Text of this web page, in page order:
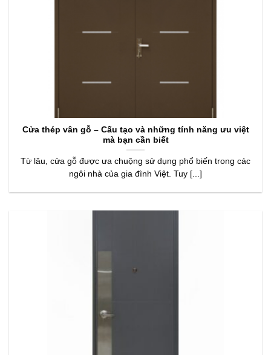
Cửa thép vân gỗ – Cấu tạo và những tính năng ưu việt
mà bạn cần biết
Từ lâu, cửa gỗ được ưa chuộng sử dụng phổ biến trong các
ngôi nhà của gia đình Việt. Tuy [...]